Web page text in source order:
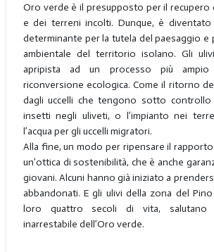
Oro verde è il presupposto per il recupero
e dei terreni incolti. Dunque, è
determinante per la tutela del paesaggio e
ambientale del territorio isolano. Gli
apripista ad un processo più
riconversione ecologica. Come il ritorno
dagli uccelli che tengono sotto
insetti negli uliveti, o l’impianto nei
l’acqua per gli uccelli migratori.
Alla fine, un modo per ripensare il
un’ottica di sostenibilità, che è anche
giovani. Alcuni hanno già iniziato a
abbandonati. E gli ulivi della zona del
loro quattro secoli di vita, salutano
inarrestabile dell’Oro verde.